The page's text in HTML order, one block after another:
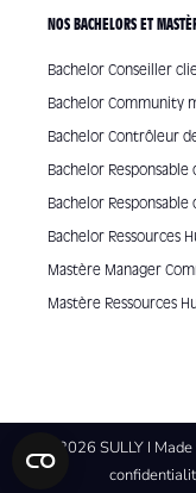
NOS BACHELORS ET
Bachelor Conseiller
Bachelor Community
Bachelor Contrôleur
Bachelor
Bachelor
Bachelor Ressources
Mastère Manager
Mastère Ressources
© 2026 SULLY I